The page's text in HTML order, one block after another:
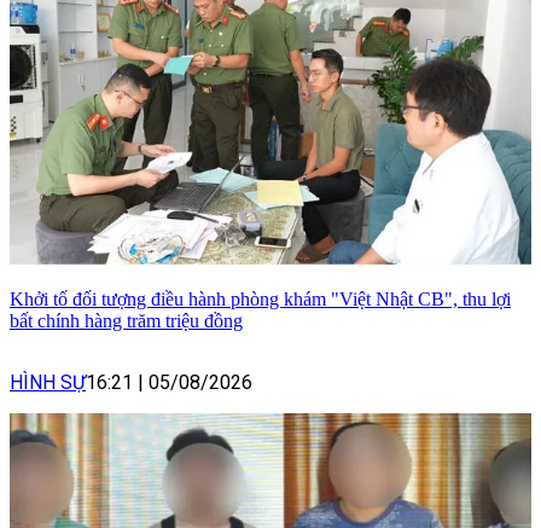
Khởi tố đối tượng điều hành phòng khám "Việt Nhật CB", thu lợi
bất chính hàng trăm triệu đồng
HÌNH SỰ16:21 05/08/2026